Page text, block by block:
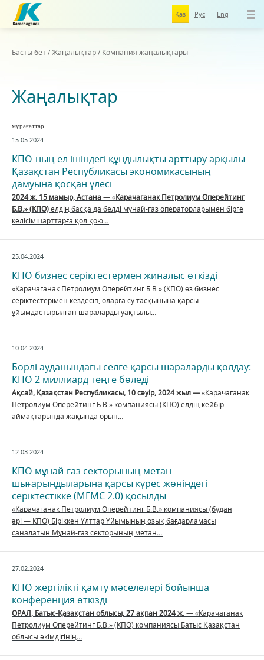
Қаз Рус Eng
Басты бет/Жаңалықтар/ Компания жаңалықтары
Жаңалықтар
мұрағаттар
15.05.2024
КПО-ның ел ішіндегі құндылықты арттыру арқылы
Қазақстан Республикасы экономикасының
дамуына қосқан үлесі
2024 ж. 15 мамыр, Астана— «Карачаганак Петролиум Оперейтинг
Б.В.» (КПО)елдің басқа да белді мұнай-газ операторларымен бірге
келісімшарттарға қол қою…
25.04.2024
КПО бизнес серіктестермен жиналыс өткізді
«Карачаганак Петролиум Оперейтинг Б.В.» (КПО) өз бизнес
серіктестерімен кездесіп, оларға су тасқынына қарсы
ұйымдастырылған шараларды уақтылы…
10.04.2024
Бөрлі ауданындағы селге қарсы шараларды қолдау:
КПО 2 миллиард теңге бөледі
Ақсай, Қазақстан Республикасы, 10 сәуір, 2024 жыл—«Карачаганак
Петролиум Оперейтинг Б.В.» компаниясы (КПО) елдің кейбір
аймақтарында жақында орын…
12.03.2024
КПО мұнай-газ секторының метан
шығарындыларына қарсы күрес жөніндегі
серіктестікке (МГМС 2.0) қосылды
«Карачаганак Петролиум Оперейтинг Б.В.» компаниясы (бұдан
әрі — КПО) Біріккен Ұлттар Ұйымының озық бағдарламасы
саналатын Мұнай-газ секторының метан…
27.02.2024
КПО жергілікті қамту мәселелері бойынша
конференция өткізді
ОРАЛ, Батыс-Қазақстан облысы, 27 ақпан 2024 ж. —«Карачаганак
Петролиум Оперейтинг Б.В.» (КПО) компаниясы Батыс Қазақстан
облысы әкімдігінің…